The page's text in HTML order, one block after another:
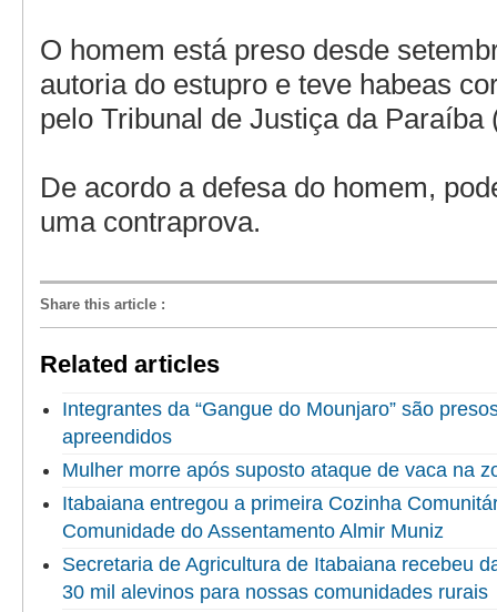
O homem está preso desde
autoria do estupro e teve habeas
pelo Tribunal de Justiça da Paraíba
De acordo a defesa do homem,
uma contraprova.
Share this article :
Related articles
Integrantes da “Gangue do Mounjaro” são
apreendidos
Mulher morre após suposto ataque de vaca na
Itabaiana entregou a primeira Cozinha
Comunidade do Assentamento Almir Muniz
Secretaria de Agricultura de Itabaiana recebeu
30 mil alevinos para nossas comunidades rurais